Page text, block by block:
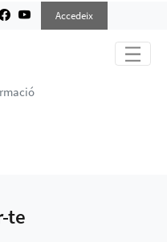
Accedeix
te